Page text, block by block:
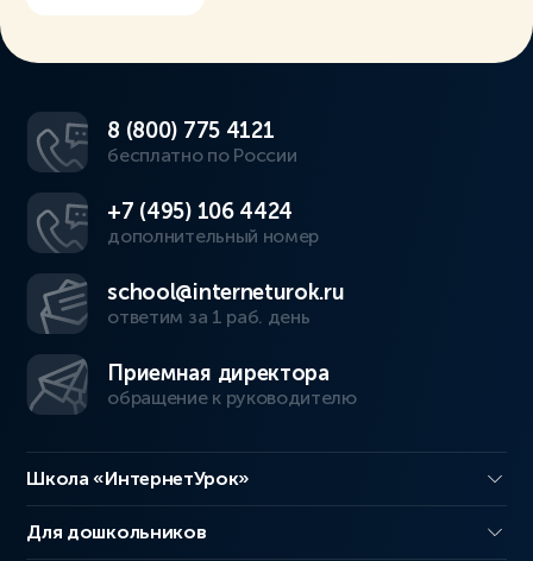
8 (800) 775 4121
бесплатно по России
+7 (495) 106 4424
дополнительный номер
school@interneturok.ru
ответим за 1 раб. день
Приемная директора
обращение к руководителю
Школа «ИнтернетУрок»
Для дошкольников